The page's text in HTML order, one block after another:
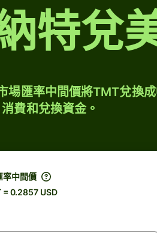
特兌
場匯率中間價將TMT兌換
費和兌換資金。
率中間價
= 0.2857 USD